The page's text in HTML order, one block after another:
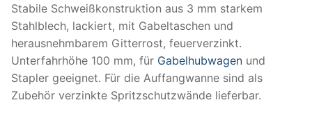
Stabile Schweißkonstruktion aus 3 mm starkem
Stahlblech, lackiert, mit Gabeltaschen und
herausnehmbarem Gitterrost, feuerverzinkt.
Unterfahrhöhe 100 mm, für Gabelhubwagen und
Stapler geeignet. Für die Auffangwanne sind als
Zubehör verzinkte Spritzschutzwände lieferbar.